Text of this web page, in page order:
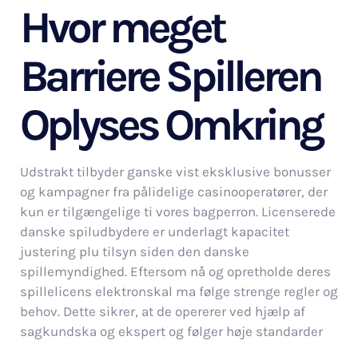
Hvor meget
Barriere Spilleren
Oplyses Omkring
Udstrakt tilbyder ganske vist eksklusive bonusser
og kampagner fra pålidelige casinooperatører, der
kun er tilgængelige ti vores bagperron. Licenserede
danske spiludbydere er underlagt kapacitet
justering plu tilsyn siden den danske
spillemyndighed. Eftersom nå og opretholde deres
spillelicens elektronskal ma følge strenge regler og
behov. Dette sikrer, at de opererer ved hjælp af
sagkundska og ekspert og følger høje standarder